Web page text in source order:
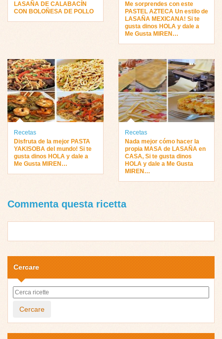
LASAÑA DE CALABACÍN
CON BOLOÑESA DE POLLO
Me sorprendes con este
PASTEL AZTECA Un estilo de
LASAÑA MEXICANA! Si te
gusta dinos HOLA y dale a
Me Gusta MIREN…
Recetas
Disfruta de la mejor PASTA
YAKISOBA del mundo! Si te
gusta dinos HOLA y dale a
Me Gusta MIREN…
Recetas
Nada mejor cómo hacer la
propia MASA de LASAÑA en
CASA, Si te gusta dinos
HOLA y dale a Me Gusta
MIREN…
Commenta questa ricetta
Cercare
Cercare